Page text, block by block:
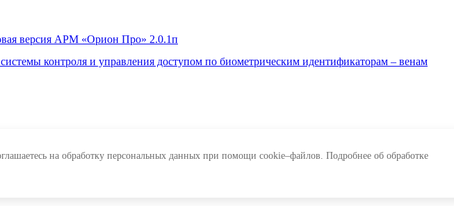
на обработку персональных данных при помощи cookie–файлов. Подробнее об обработке
контроля и управления доступом по биометрическим идентификаторам – венам